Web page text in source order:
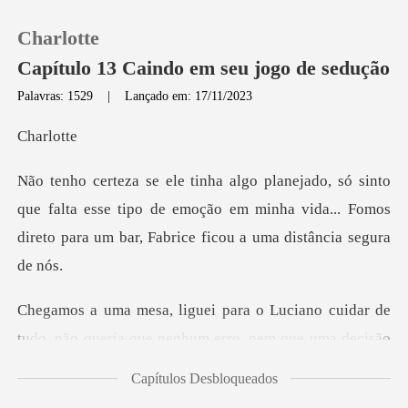
Loja
Histórico
Charlotte
Capítulo 13 Caindo em seu jogo de sedução
Palavras: 1529 |Lançado em: 17/11/2023
rlo
ue falta esse tipo de emoção em minha vida... Fomos
diret
do, não queria que nenhum erro, nem que uma decisão
Capítulos Desbloqueados